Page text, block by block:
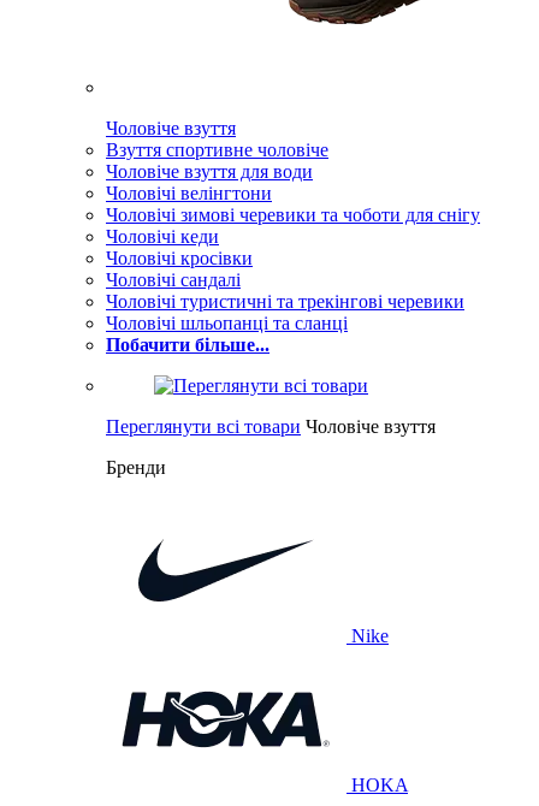
Чоловіче взуття
Взуття спортивне чоловіче
Чоловіче взуття для води
Чоловічі велінгтони
Чоловічі зимові черевики та чоботи для снігу
Чоловічі кеди
Чоловічі кросівки
Чоловічі сандалі
Чоловічі туристичні та трекінгові черевики
Чоловічі шльопанці та сланці
Побачити більше...
Переглянути всі товари Чоловіче взуття
Бренди
Nike
HOKA